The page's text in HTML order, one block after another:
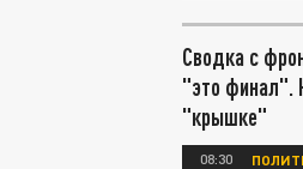
Сводка с
"это финал".
"крышке"
08:30